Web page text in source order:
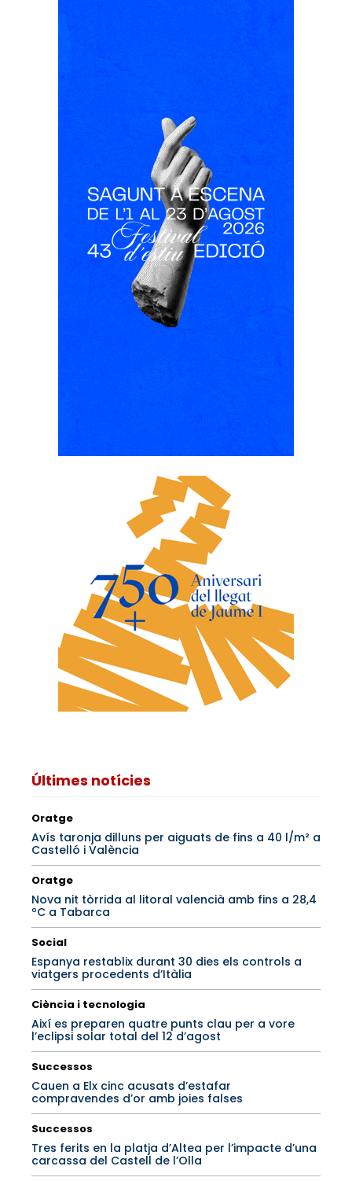
Últimes notícies
Oratge
Avís taronja dilluns per aiguats de fins a 40 l/m² a
Castelló i València
Oratge
Nova nit tòrrida al litoral valencià amb fins a 28,4
ºC a Tabarca
Social
Espanya restablix durant 30 dies els controls a
viatgers procedents d’Itàlia
Ciència i tecnologia
Així es preparen quatre punts clau per a vore
l’eclipsi solar total del 12 d’agost
Successos
Cauen a Elx cinc acusats d’estafar
compravendes d’or amb joies falses
Successos
Tres ferits en la platja d’Altea per l’impacte d’una
carcassa del Castell de l’Olla